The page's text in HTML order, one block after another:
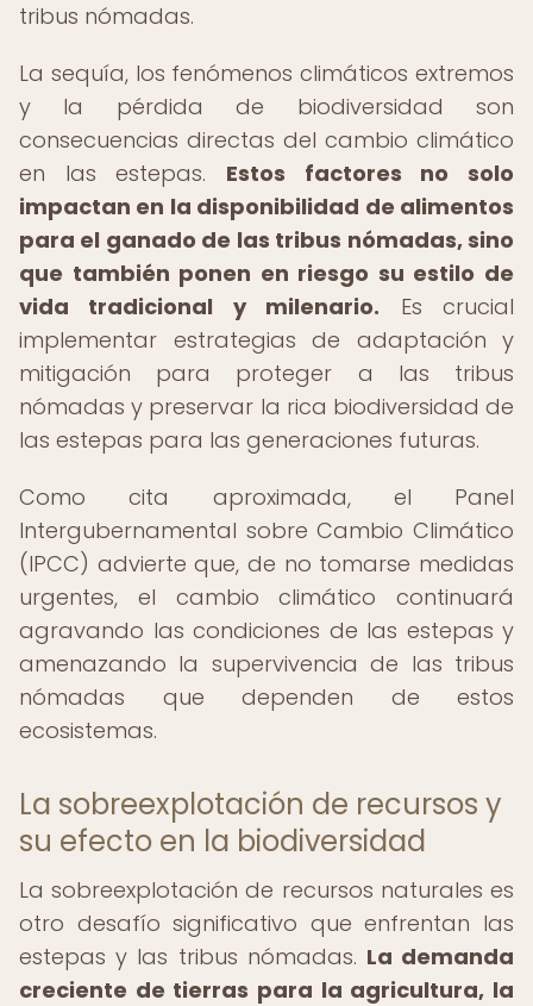
tribus nómadas.
La sequía, los fenómenos climáticos extremos
y la pérdida de biodiversidad son
consecuencias directas del cambio climático
en las estepas. Estos factores no solo
impactan en la disponibilidad de alimentos
para el ganado de las tribus nómadas, sino
que también ponen en riesgo su estilo de
vida tradicional y milenario. Es crucial
implementar estrategias de adaptación y
mitigación para proteger a las tribus
nómadas y preservar la rica biodiversidad de
las estepas para las generaciones futuras.
Como cita aproximada, el Panel
Intergubernamental sobre Cambio Climático
(IPCC) advierte que, de no tomarse medidas
urgentes, el cambio climático continuará
agravando las condiciones de las estepas y
amenazando la supervivencia de las tribus
nómadas que dependen de estos
ecosistemas.
La sobreexplotación de recursos y
su efecto en la biodiversidad
La sobreexplotación de recursos naturales es
otro desafío significativo que enfrentan las
estepas y las tribus nómadas. La demanda
creciente de tierras para la agricultura, la